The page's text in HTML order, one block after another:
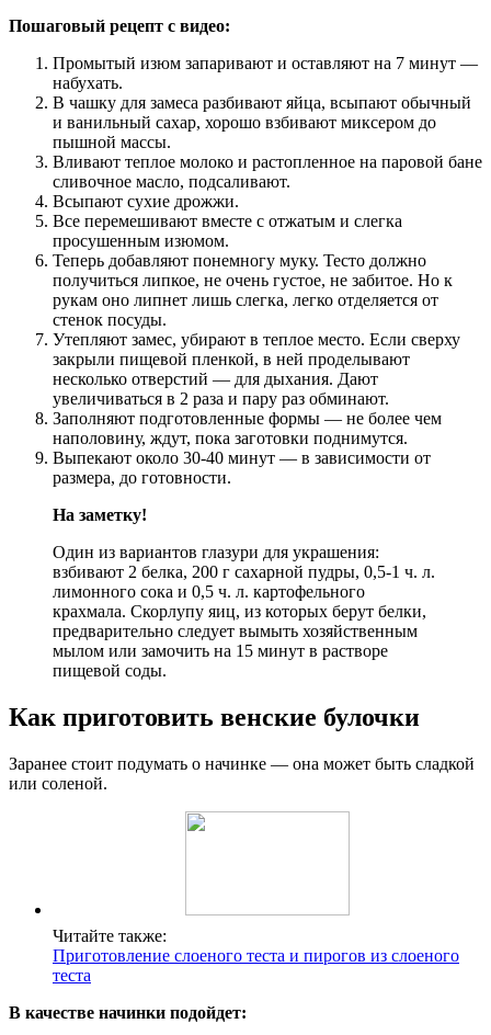
Пошаговый рецепт с видео:
Промытый изюм запаривают и оставляют на 7 минут —
набухать.
В чашку для замеса разбивают яйца, всыпают обычный
и ванильный сахар, хорошо взбивают миксером до
пышной массы.
Вливают теплое молоко и растопленное на паровой бане
сливочное масло, подсаливают.
Всыпают сухие дрожжи.
Все перемешивают вместе с отжатым и слегка
просушенным изюмом.
Теперь добавляют понемногу муку. Тесто должно
получиться липкое, не очень густое, не забитое. Но к
рукам оно липнет лишь слегка, легко отделяется от
стенок посуды.
Утепляют замес, убирают в теплое место. Если сверху
закрыли пищевой пленкой, в ней проделывают
несколько отверстий — для дыхания. Дают
увеличиваться в 2 раза и пару раз обминают.
Заполняют подготовленные формы — не более чем
наполовину, ждут, пока заготовки поднимутся.
Выпекают около 30-40 минут — в зависимости от
размера, до готовности.
На заметку!
Один из вариантов глазури для украшения:
взбивают 2 белка, 200 г сахарной пудры, 0,5-1 ч. л.
лимонного сока и 0,5 ч. л. картофельного
крахмала. Скорлупу яиц, из которых берут белки,
предварительно следует вымыть хозяйственным
мылом или замочить на 15 минут в растворе
пищевой соды.
Как приготовить венские булочки
Заранее стоит подумать о начинке — она может быть сладкой
или соленой.
Читайте также:
Приготовление слоеного теста и пирогов из слоеного
теста
В качестве начинки подойдет: